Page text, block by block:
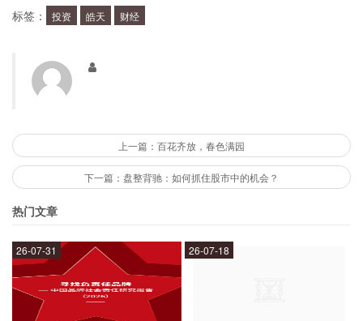
变化和趋势，提出相应的投资建议和策略。
皓天财经的投资工具有哪些？
股票交易平台
外汇交易平台
期货交易平台
数字货币交易平台
皓天财经如何帮助投资者实现财富增值？
标签： 投资 皓天 财经
上一篇：百花齐放，春色满园
下一篇：盘整背驰：如何抓住股市中的机会？
热门文章
26-07-31 26-07-18